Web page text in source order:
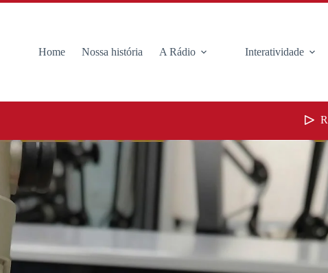
Home Nossa história A Rádio Interatividade